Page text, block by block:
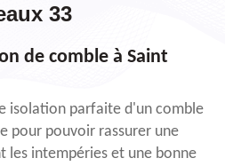
33
de comble à Saint
isolation parfaite d'un comble
pour pouvoir rassurer une
intempéries et une bonne